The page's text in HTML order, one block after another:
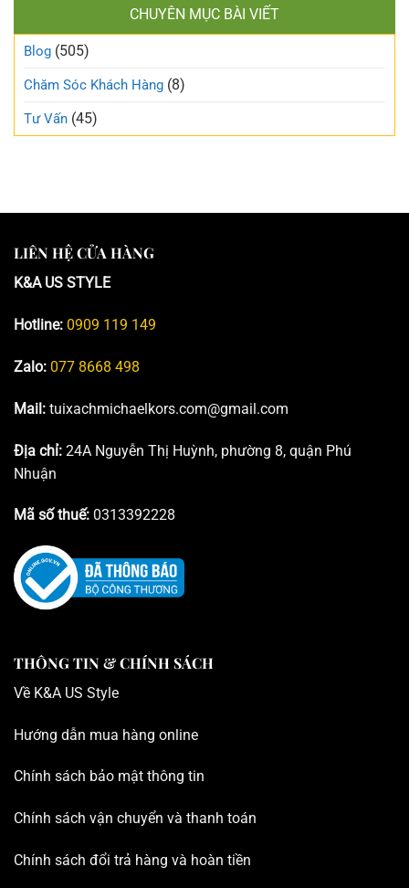
CHUYÊN MỤC BÀI VIẾT
Blog (505)
Chăm Sóc Khách Hàng (8)
Tư Vấn (45)
LIÊN HỆ CỬA HÀNG
K&A US STYLE
Hotline: 0909 119 149
Zalo: 077 8668 498
Mail: tuixachmichaelkors.com@gmail.com
Địa chỉ: 24A Nguyễn Thị Huỳnh, phường 8, quận Phú
Nhuận
Mã số thuế: 0313392228
THÔNG TIN & CHÍNH SÁCH
Về K&A US Style
Hướng dẫn mua hàng online
Chính sách bảo mật thông tin
Chính sách vận chuyển và thanh toán
Chính sách đổi trả hàng và hoàn tiền